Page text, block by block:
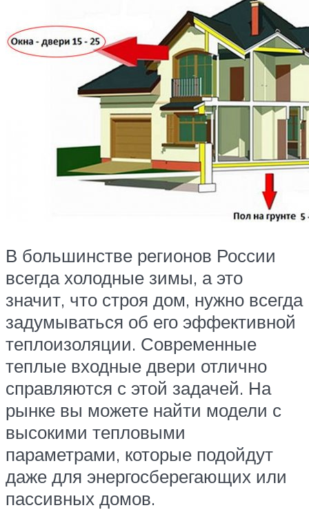
В большинстве регионов России
всегда холодные зимы, а это
значит, что строя дом, нужно всегда
задумываться об его эффективной
теплоизоляции. Современные
теплые входные двери отлично
справляются с этой задачей. На
рынке вы можете найти модели с
высокими тепловыми
параметрами, которые подойдут
даже для энергосберегающих или
пассивных домов.